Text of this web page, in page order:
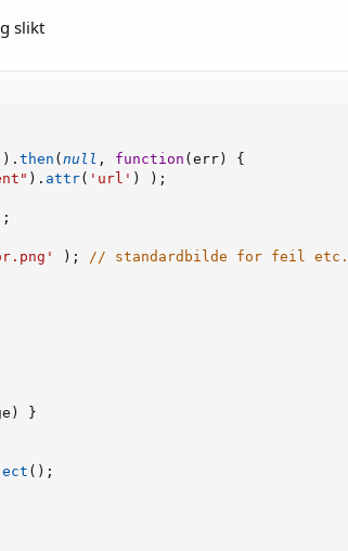
slikt
) . then (null , function (err)
{
) . attr( 'url' ) ) ;
;
) ;
// standardbilde for feil etc.
)
}
( ) ;